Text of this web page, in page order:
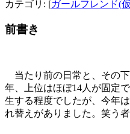
カテゴリ: [ガールフレンド(
前書き
当たり前の日常と、その
年、上位はほぼ14人が固定
生する程度でしたが、今年
れ替えがありました。笑う